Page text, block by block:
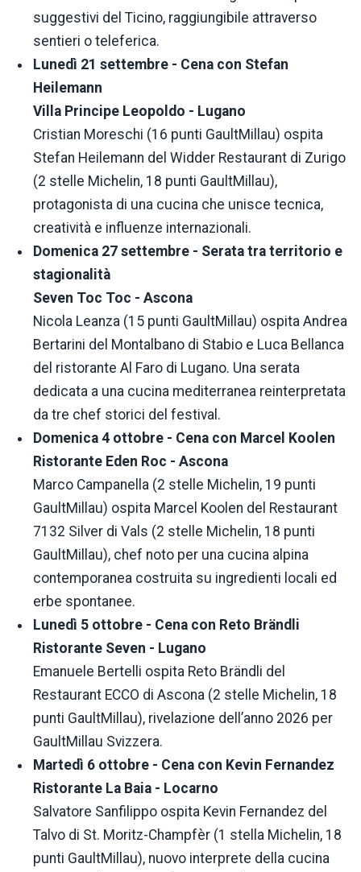
suggestivi del Ticino, raggiungibile attraverso
sentieri o teleferica.
Lunedì 21 settembre - Cena con Stefan
Heilemann
Villa Principe Leopoldo - Lugano
Cristian Moreschi (16 punti GaultMillau) ospita
Stefan Heilemann del Widder Restaurant di Zurigo
(2 stelle Michelin, 18 punti GaultMillau),
protagonista di una cucina che unisce tecnica,
creatività e influenze internazionali.
Domenica 27 settembre - Serata tra territorio e
stagionalità
Seven Toc Toc - Ascona
Nicola Leanza (15 punti GaultMillau) ospita Andrea
Bertarini del Montalbano di Stabio e Luca Bellanca
del ristorante Al Faro di Lugano. Una serata
dedicata a una cucina mediterranea reinterpretata
da tre chef storici del festival.
Domenica 4 ottobre - Cena con Marcel Koolen
Ristorante Eden Roc - Ascona
Marco Campanella (2 stelle Michelin, 19 punti
GaultMillau) ospita Marcel Koolen del Restaurant
7132 Silver di Vals (2 stelle Michelin, 18 punti
GaultMillau), chef noto per una cucina alpina
contemporanea costruita su ingredienti locali ed
erbe spontanee.
Lunedì 5 ottobre - Cena con Reto Brändli
Ristorante Seven - Lugano
Emanuele Bertelli ospita Reto Brändli del
Restaurant ECCO di Ascona (2 stelle Michelin, 18
punti GaultMillau), rivelazione dell’anno 2026 per
GaultMillau Svizzera.
Martedì 6 ottobre - Cena con Kevin Fernandez
Ristorante La Baia - Locarno
Salvatore Sanfilippo ospita Kevin Fernandez del
Talvo di St. Moritz-Champfèr (1 stella Michelin, 18
punti GaultMillau), nuovo interprete della cucina